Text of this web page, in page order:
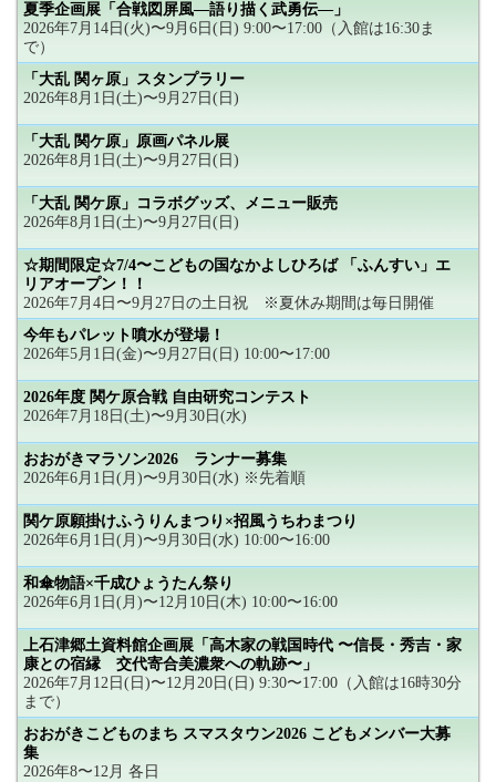
夏季企画展「合戦図屏風―語り描く武勇伝―」
2026年7月14日(火)〜9月6日(日) 9:00〜17:00（入館は16:30ま
で）
「大乱 関ヶ原」スタンプラリー
2026年8月1日(土)〜9月27日(日)
「大乱 関ケ原」原画パネル展
2026年8月1日(土)〜9月27日(日)
「大乱 関ケ原」コラボグッズ、メニュー販売
2026年8月1日(土)〜9月27日(日)
☆期間限定☆7/4〜こどもの国なかよしひろば 「ふんすい」エ
リアオープン！！
2026年7月4日〜9月27日の土日祝 ※夏休み期間は毎日開催
今年もパレット噴水が登場！
2026年5月1日(金)〜9月27日(日) 10:00〜17:00
2026年度 関ケ原合戦 自由研究コンテスト
2026年7月18日(土)〜9月30日(水)
おおがきマラソン2026 ランナー募集
2026年6月1日(月)〜9月30日(水) ※先着順
関ケ原願掛けふうりんまつり×招風うちわまつり
2026年6月1日(月)〜9月30日(水) 10:00〜16:00
和傘物語×千成ひょうたん祭り
2026年6月1日(月)〜12月10日(木) 10:00〜16:00
上石津郷土資料館企画展「高木家の戦国時代 〜信長・秀吉・家
康との宿縁 交代寄合美濃衆への軌跡〜」
2026年7月12日(日)〜12月20日(日) 9:30〜17:00（入館は16時30分
まで）
おおがきこどものまち スマスタウン2026 こどもメンバー大募
集
2026年8〜12月 各日